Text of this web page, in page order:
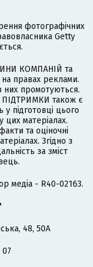
фотографічних
Getty
КОМПАНІЙ та
правах реклами.
них промотуються.
також є
підготовці цього
цих матеріалах.
та оціночні
Згідно з
за зміст
медіа - R40-02163.
48, 50А
07